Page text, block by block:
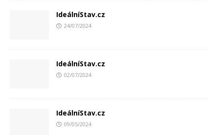
IdeálníStav.cz
24/07/2024
IdeálníStav.cz
02/07/2024
IdeálníStav.cz
09/05/2024